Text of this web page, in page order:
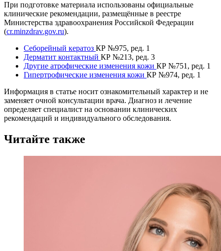
При подготовке материала использованы официальные
клинические рекомендации, размещённые в реестре
Министерства здравоохранения Российской Федерации
(cr.minzdrav.gov.ru).
Себорейный кератоз КР №975, ред. 1
Дерматит контактный КР №213, ред. 3
Другие атрофические изменения кожи КР №751, ред. 1
Гипертрофические изменения кожи КР №974, ред. 1
Информация в статье носит ознакомительный характер и не
заменяет очной консультации врача. Диагноз и лечение
определяет специалист на основании клинических
рекомендаций и индивидуального обследования.
Читайте также